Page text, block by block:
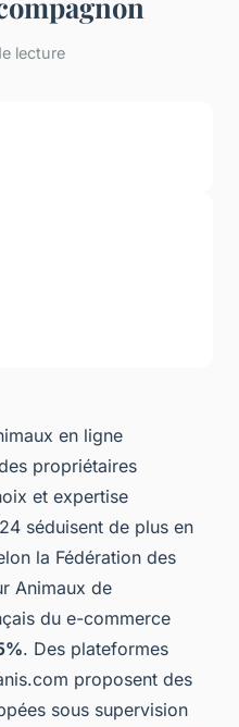
lecture
en ligne
propriétaires
et expertise
séduisent de plus en
la Fédération des
Animaux de
du e-commerce
. Des plateformes
proposent des
sous supervision